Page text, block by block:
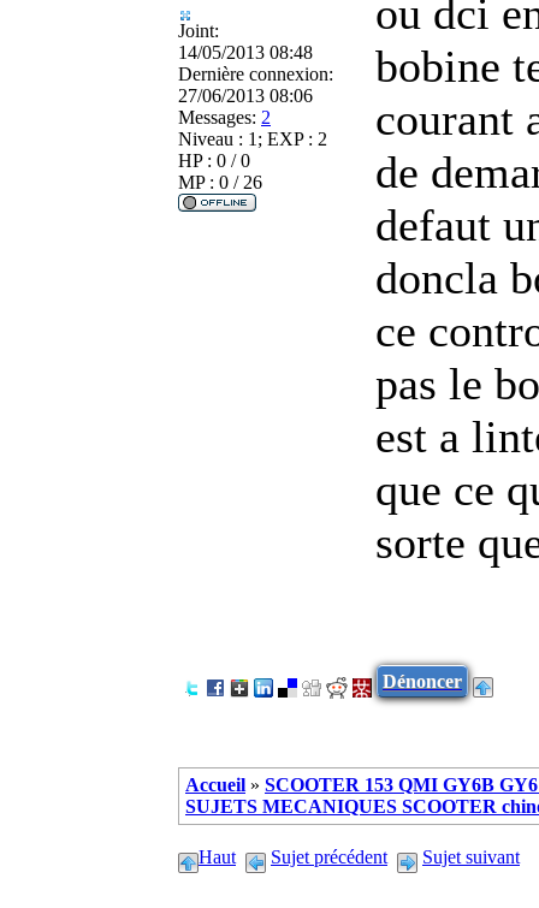
Joint:
14/05/2013 08:48
Dernière connexion:
27/06/2013 08:06
Messages: 2
Niveau : 1; EXP : 2
HP : 0 / 0
MP : 0 / 26
ou dci
bobine
courant
de
defaut
doncla
ce
pas le
est a
que ce
sorte
Dénoncer
Accueil » SCOOTER 153 QMI GY6B
SUJETS MECANIQUES SCOOTER
Haut Sujet précédent Sujet suivant